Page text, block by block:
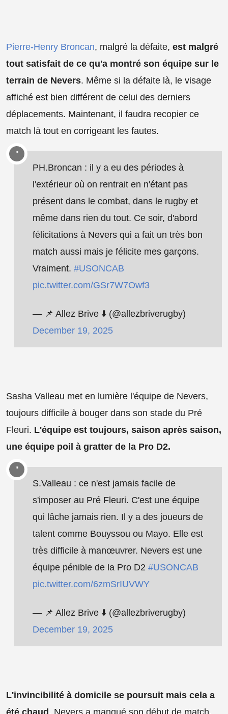
Pierre-Henry Broncan, malgré la défaite, est malgré
tout satisfait de ce qu'a montré son équipe sur le
terrain de Nevers. Même si la défaite là, le visage
affiché est bien différent de celui des derniers
déplacements. Maintenant, il faudra recopier ce
match là tout en corrigeant les fautes.
PH.Broncan : il y a eu des périodes à
l'extérieur où on rentrait en n'étant pas
présent dans le combat, dans le rugby et
même dans rien du tout. Ce soir, d'abord
félicitations à Nevers qui a fait un très bon
match aussi mais je félicite mes garçons.
Vraiment. #USONCAB
pic.twitter.com/GSr7W7Owf3
— 📌 Allez Brive ⬇️ (@allezbriverugby)
December 19, 2025
Sasha Valleau met en lumière l'équipe de Nevers,
toujours difficile à bouger dans son stade du Pré
Fleuri. L'équipe est toujours, saison après saison,
une équipe poil à gratter de la Pro D2.
S.Valleau : ce n'est jamais facile de
s'imposer au Pré Fleuri. C'est une équipe
qui lâche jamais rien. Il y a des joueurs de
talent comme Bouyssou ou Mayo. Elle est
très difficile à manœuvrer. Nevers est une
équipe pénible de la Pro D2 #USONCAB
pic.twitter.com/6zmSrIUVWY
— 📌 Allez Brive ⬇️ (@allezbriverugby)
December 19, 2025
L'invincibilité à domicile se poursuit mais cela a
été chaud. Nevers a manqué son début de match,